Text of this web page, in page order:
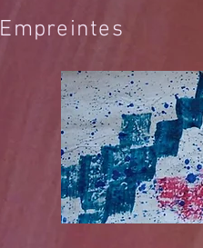
Empreintes